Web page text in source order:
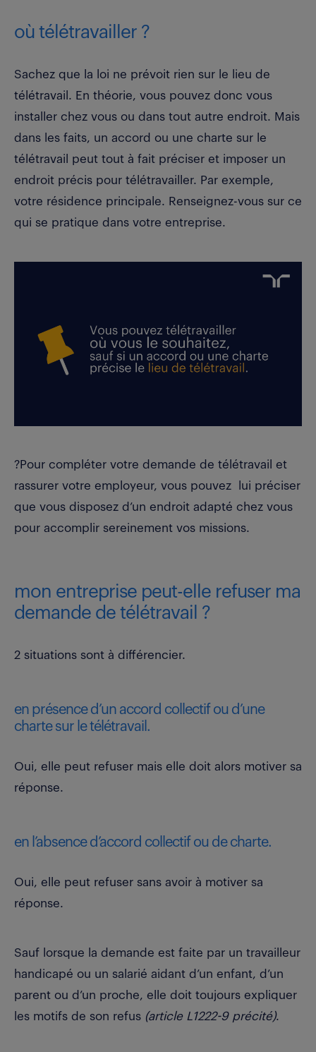
où télétravailler ?
Sachez que la loi ne prévoit rien sur le lieu de
télétravail. En théorie, vous pouvez donc vous
installer chez vous ou dans tout autre endroit. Mais
dans les faits, un accord ou une charte sur le
télétravail peut tout à fait préciser et imposer un
endroit précis pour télétravailler. Par exemple,
votre résidence principale. Renseignez-vous sur ce
qui se pratique dans votre entreprise.
?Pour compléter votre demande de télétravail et
rassurer votre employeur, vous pouvez lui préciser
que vous disposez d’un endroit adapté chez vous
pour accomplir sereinement vos missions.
mon entreprise peut-elle refuser ma
demande de télétravail ?
2 situations sont à différencier.
en présence d’un accord collectif ou d’une
charte sur le télétravail.
Oui, elle peut refuser mais elle doit alors motiver sa
réponse.
en l’absence d’accord collectif ou de charte.
Oui, elle peut refuser sans avoir à motiver sa
réponse.
Sauf lorsque la demande est faite par un travailleur
handicapé ou un salarié aidant d’un enfant, d’un
parent ou d’un proche, elle doit toujours expliquer
les motifs de son refus (article L1222-9 précité).